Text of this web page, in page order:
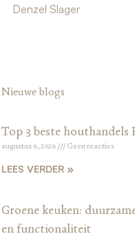
Denzel Slager
Nieuwe blogs
Top 3 beste houthandels
augustus 6, 2026 Geen reacties
LEES VERDER »
Groene keuken:
en functionaliteit